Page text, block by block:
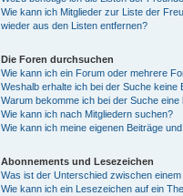
Wie kann ich Mitglieder zur Liste der
wieder aus den Listen entfernen?
Die Foren durchsuchen
Wie kann ich ein Forum oder mehrere
Weshalb erhalte ich bei der Suche keine
Warum bekomme ich bei der Suche eine
Wie kann ich nach Mitgliedern suchen?
Wie kann ich meine eigenen Beiträge
Abonnements und Lesezeichen
Was ist der Unterschied zwischen
Wie kann ich ein Lesezeichen auf ein